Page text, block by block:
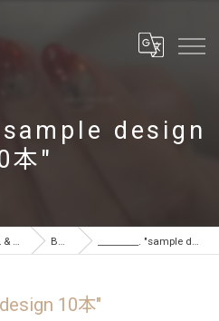
design
本"
東京都原宿のネイルならNAIL & CARE SALON LUX BLOG _________. "sample design 10本"
10本"